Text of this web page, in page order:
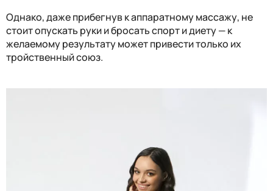
Однако, даже прибегнув к аппаратному массажу, не
стоит опускать руки и бросать спорт и диету — к
желаемому результату может привести только их
тройственный союз.